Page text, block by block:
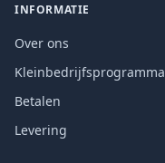
INFORMATIE
Over ons
Kleinbedrijfsprogramma
Betalen
Levering